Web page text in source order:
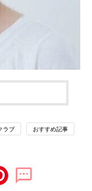
ラブ おすすめ記事